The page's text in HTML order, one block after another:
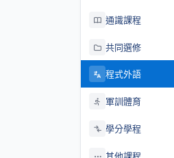
通識課程
共同選修
程式外語
軍訓體育
學分學程